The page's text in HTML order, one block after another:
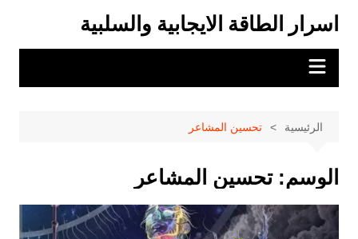
المحتوى
اسرار الطاقة الايجابية والسلبية
الرئيسية تحسين المشاعر
الوسم:تحسين المشاعر